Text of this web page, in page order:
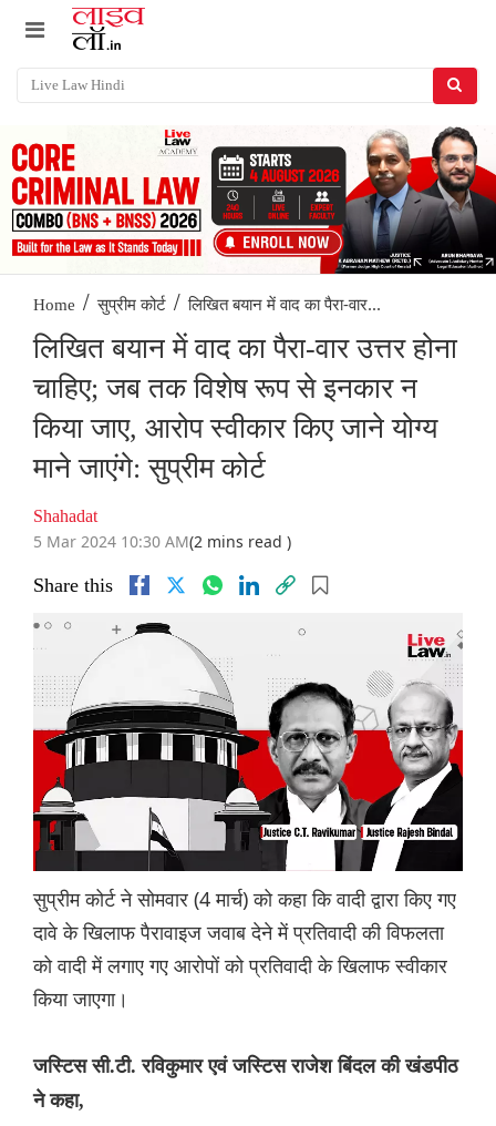
Home / सुप्रीम कोर्ट / लिखित बयान में वाद का पैरा-वार...
लिखित बयान में वाद का पैरा-वार उत्तर होना
चाहिए; जब तक विशेष रूप से इनकार न
किया जाए, आरोप स्वीकार किए जाने योग्य
माने जाएंगे: सुप्रीम कोर्ट
Shahadat
5 Mar 2024 10:30 AM(2 mins read )
Share this
सुप्रीम कोर्ट ने सोमवार (4 मार्च) को कहा कि वादी द्वारा किए गए
दावे के खिलाफ पैरावाइज जवाब देने में प्रतिवादी की विफलता
को वादी में लगाए गए आरोपों को प्रतिवादी के खिलाफ स्वीकार
किया जाएगा।
जस्टिस सी.टी. रविकुमार एवं जस्टिस राजेश बिंदल की खंडपीठ
ने कहा,